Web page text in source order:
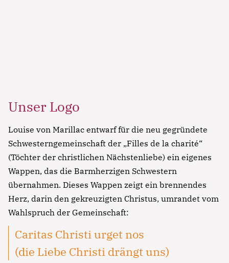
Unser Logo
Louise von Marillac entwarf für die neu gegründete
Schwesterngemeinschaft der „Filles de la charité“
(Töchter der christlichen Nächstenliebe) ein eigenes
Wappen, das die Barmherzigen Schwestern
übernahmen. Dieses Wappen zeigt ein brennendes
Herz, darin den gekreuzigten Christus, umrandet vom
Wahlspruch der Gemeinschaft:
Caritas Christi urget nos
(die Liebe Christi drängt uns)